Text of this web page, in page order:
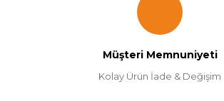
Müşteri Memnuniyeti
Kolay Ürün İade & Değişim